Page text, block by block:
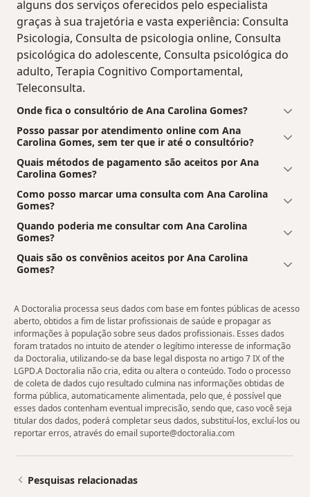
alguns dos serviços oferecidos pelo especialista
graças à sua trajetória e vasta experiência: Consulta
Psicologia, Consulta de psicologia online, Consulta
psicológica do adolescente, Consulta psicológica do
adulto, Terapia Cognitivo Comportamental,
Teleconsulta.
Onde fica o consultório de Ana Carolina Gomes?
Posso passar por atendimento online com Ana
Carolina Gomes, sem ter que ir até o consultório?
Quais métodos de pagamento são aceitos por Ana
Carolina Gomes?
Como posso marcar uma consulta com Ana Carolina
Gomes?
Quando poderia me consultar com Ana Carolina
Gomes?
Quais são os convênios aceitos por Ana Carolina
Gomes?
A Doctoralia processa seus dados com base em fontes públicas de acesso
aberto, obtidos a fim de listar profissionais de saúde e propagar as
informações à população sobre seus dados profissionais. Esses dados
foram tratados no intuito de atender o legítimo interesse de informação
da Doctoralia, utilizando-se da base legal disposta no artigo 7 IX of the
LGPD.A Doctoralia não cria, edita ou altera o conteúdo. Todo o processo
de coleta de dados cujo resultado culmina nas informações obtidas de
forma pública, automaticamente alimentada, pelo que, é possível que
esses dados contenham eventual imprecisão, sendo que, caso você seja
titular dos dados, poderá completar seus dados, substituí-los, excluí-los ou
reportar erros, através do email suporte@doctoralia.com
Pesquisas relacionadas